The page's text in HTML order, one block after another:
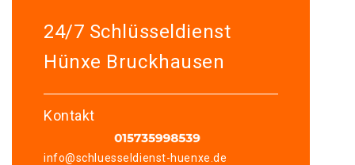
24/7 Schlüsseldienst
Hünxe Bruckhausen
Kontakt
info@schluesseldienst-huenxe.de